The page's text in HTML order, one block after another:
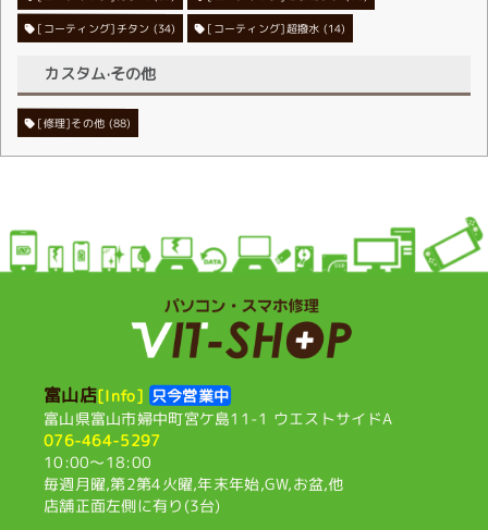
[コーティング]チタン (34) [コーティング]超撥水 (14)
カスタム·その他
[修理]その他 (88)
富山店[Info] 只今営業中
富山県富山市婦中町宮ケ島11-1 ウエストサイドA
076-464-5297
10:00〜18:00
毎週月曜,第2第4火曜,年末年始,GW,お盆,他
店舗正面左側に有り(3台)